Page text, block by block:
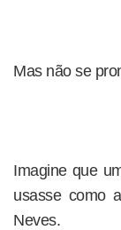
Mas não se
Imagine que
usasse como
Neves.